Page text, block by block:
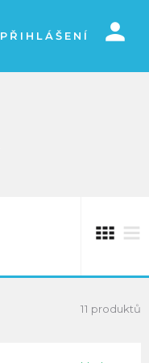
PŘIHLÁŠENÍ
11 produktů